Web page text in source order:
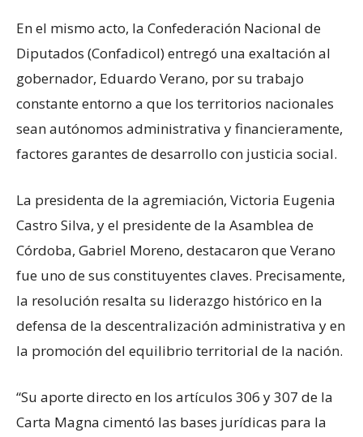
En el mismo acto, la Confederación Nacional de
Diputados (Confadicol) entregó una exaltación al
gobernador, Eduardo Verano, por su trabajo
constante entorno a que los territorios nacionales
sean autónomos administrativa y financieramente,
factores garantes de desarrollo con justicia social.
La presidenta de la agremiación, Victoria Eugenia
Castro Silva, y el presidente de la Asamblea de
Córdoba, Gabriel Moreno, destacaron que Verano
fue uno de sus constituyentes claves. Precisamente,
la resolución resalta su liderazgo histórico en la
defensa de la descentralización administrativa y en
la promoción del equilibrio territorial de la nación.
“Su aporte directo en los artículos 306 y 307 de la
Carta Magna cimentó las bases jurídicas para la